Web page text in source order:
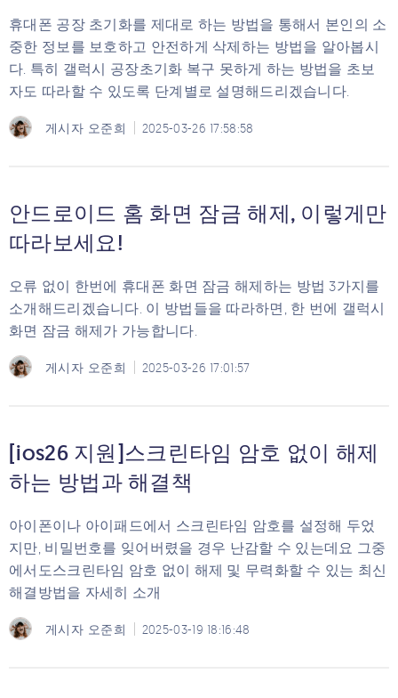
휴대폰 공장 초기화를 제대로 하는 방법을 통해서 본인의 소
중한 정보를 보호하고 안전하게 삭제하는 방법을 알아봅시
다. 특히 갤럭시 공장초기화 복구 못하게 하는 방법을 초보
자도 따라할 수 있도록 단계별로 설명해드리겠습니다.
게시자 오준희 2025-03-26 17:58:58
안드로이드 홈 화면 잠금 해제, 이렇게만
따라보세요!
오류 없이 한번에 휴대폰 화면 잠금 해제하는 방법 3가지를
소개해드리겠습니다. 이 방법들을 따라하면, 한 번에 갤럭시
화면 잠금 해제가 가능합니다.
게시자 오준희 2025-03-26 17:01:57
[ios26 지원]스크린타임 암호 없이 해제
하는 방법과 해결책
아이폰이나 아이패드에서 스크린타임 암호를 설정해 두었
지만, 비밀번호를 잊어버렸을 경우 난감할 수 있는데요 그중
에서도스크린타임 암호 없이 해제 및 무력화할 수 있는 최신
해결방법을 자세히 소개
게시자 오준희 2025-03-19 18:16:48